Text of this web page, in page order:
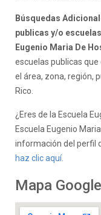
Búsquedas
publicas y/o
Eugenio Maria De
escuelas publicas
el área, zona, región,
Rico.
¿Eres de la Escuela
Escuela Eugenio
información del perfil
haz clic aquí.
Mapa Google